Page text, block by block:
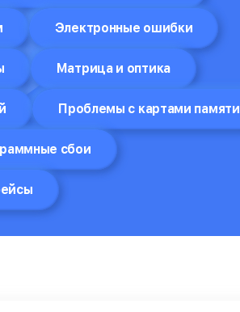
Электронные ошибки
Матрица и оптика
Проблемы с картами памяти
сбои